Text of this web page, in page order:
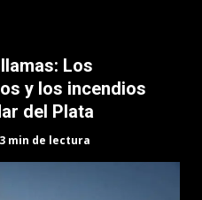
Los
y los incendios
del Plata
3 min de lectura